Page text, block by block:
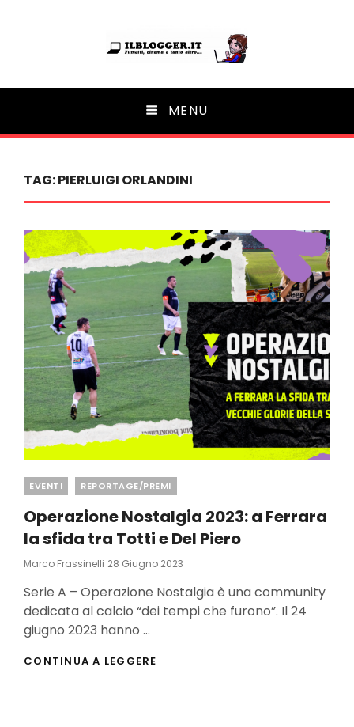
Ilblogger.it
Il portalino di blog | MENU
TAG:PIERLUIGI ORLANDINI
Categories
EVENTI REPORTAGE/PREMI
Operazione Nostalgia 2023: a Ferrara
la sfida tra Totti e Del Piero
Marco Frassinelli Posted
28 Giugno 2023
Serie A – Operazione Nostalgia è una community
dedicata al calcio “dei tempi che furono”. Il 24
giugno 2023 hanno …
CONTINUA A LEGGERE